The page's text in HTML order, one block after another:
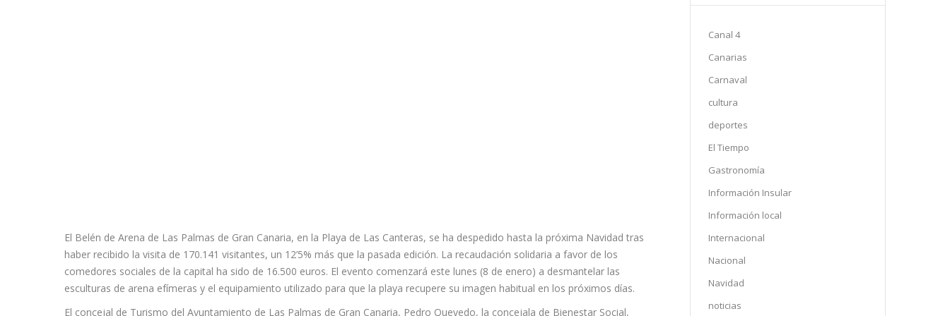
El Belén de Arena de Las Palmas de Gran Canaria, en la Playa de Las Canteras, se ha despedido hasta la próxima Navidad tras
haber recibido la visita de 170.141 visitantes, un 12’5% más que la pasada edición. La recaudación solidaria a favor de los
comedores sociales de la capital ha sido de 16.500 euros. El evento comenzará este lunes (8 de enero) a desmantelar las
esculturas de arena efímeras y el equipamiento utilizado para que la playa recupere su imagen habitual en los próximos días.
El concejal de Turismo del Ayuntamiento de Las Palmas de Gran Canaria, Pedro Quevedo, la concejala de Bienestar Social,
Canal 4
Canarias
Carnaval
cultura
deportes
El Tiempo
Gastronomía
Información Insular
Información local
Internacional
Nacional
Navidad
noticias